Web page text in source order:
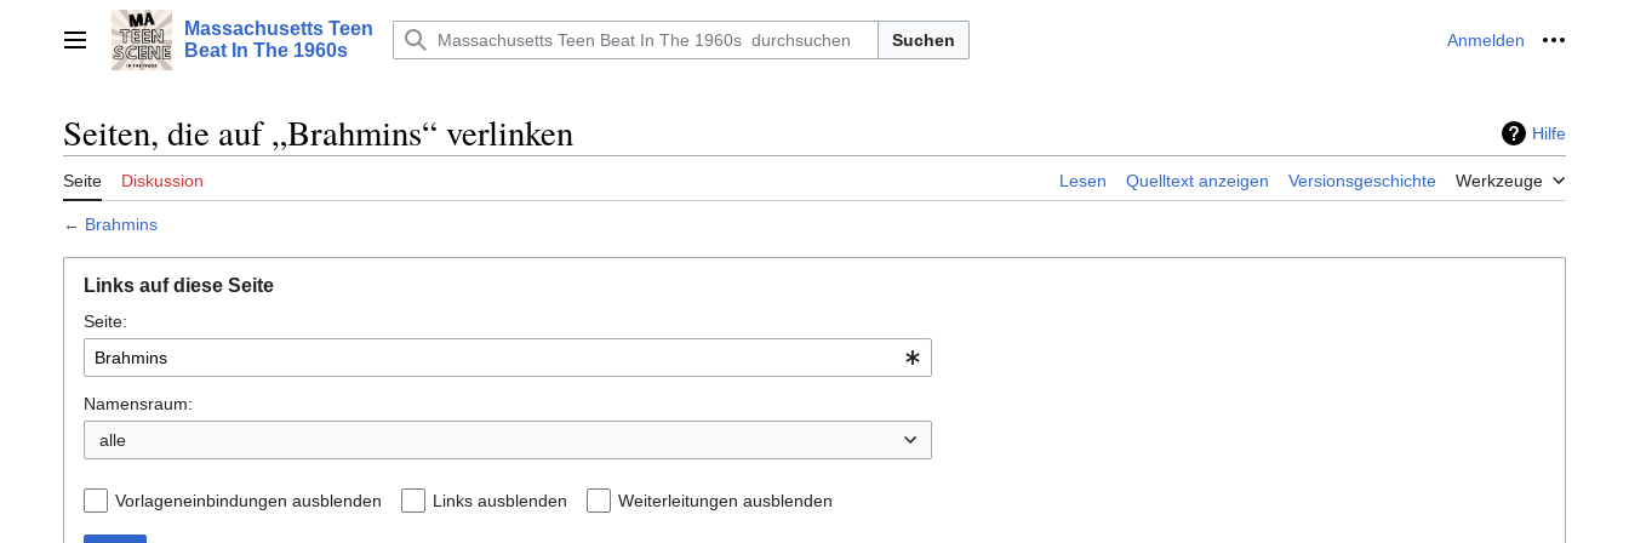
springenHauptmenü
Massachusetts Teen
Beat In The 1960s
Suchen Anmelden Meine
Seiten, die auf „Brahmins“ verlinken Hilfe
Seite Diskussion Lesen Quelltext anzeigen Versionsgeschichte Werkzeuge
← Brahmins
Links auf diese Seite
Seite:
Namensraum:
alle
Vorlageneinbindungen ausblenden Links ausblenden Weiterleitungen ausblenden